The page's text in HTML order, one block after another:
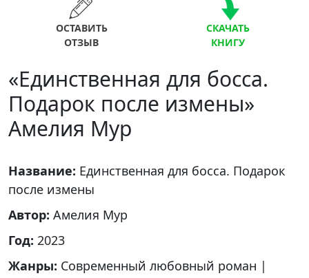
ОСТАВИТЬ
ОТЗЫВ
СКАЧАТЬ
КНИГУ
«Единственная для босса.
Подарок после измены»
Амелия Мур
Название: Единственная для босса. Подарок
после измены
Автор: Амелия Мур
Год: 2023
Жанры: Современный любовный роман |